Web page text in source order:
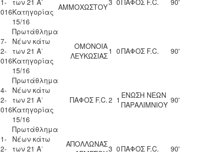
των 21 Α΄
Κατηγορίας
15/16
ΑΜΜΟΧΩΣΤΟΥ3 0ΠΑΦΟΣ F.C. 90'
Πρωτάθλημα
Νέων κάτω
των 21 Α΄
Κατηγορίας
15/16
ΟΜΟΝΟΙΑ
ΛΕΥΚΩΣΙΑΣ1 0ΠΑΦΟΣ F.C. 90'
Πρωτάθλημα
Νέων κάτω
των 21 Α΄
Κατηγορίας
15/16
ΠΑΦΟΣ F.C.2 1 ΕΝΩΣΗ ΝΕΩΝ
ΠΑΡΑΛΙΜΝΙΟΥ 90'
Πρωτάθλημα
Νέων κάτω
των 21 Α΄
ΑΠΟΛΛΩΝΑΣ3 0ΠΑΦΟΣ F.C. 90'